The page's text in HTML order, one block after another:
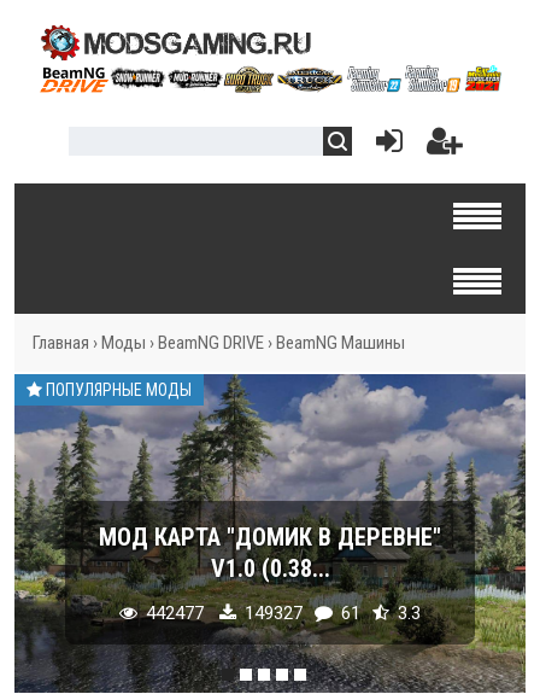
Главная › Моды › BeamNG DRIVE › BeamNG Машины
ПОПУЛЯРНЫЕ МОДЫ
МОД КАРТА "ДОМИК В ДЕРЕВНЕ"
V1.0 (0.38...
442477 149327 61 3.3